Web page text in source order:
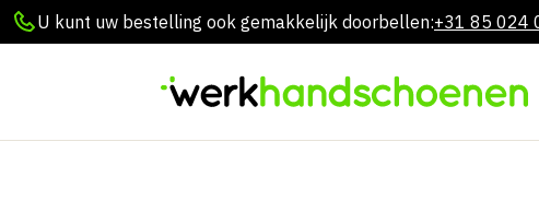
U kunt uw bestelling ook gemakkelijk doorbellen:+31 85 024